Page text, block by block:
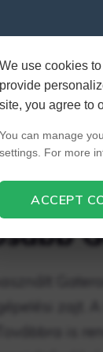
We use cookies
provide
site, you agree to
You can manage
settings. For more
ACCEPT
a zöld